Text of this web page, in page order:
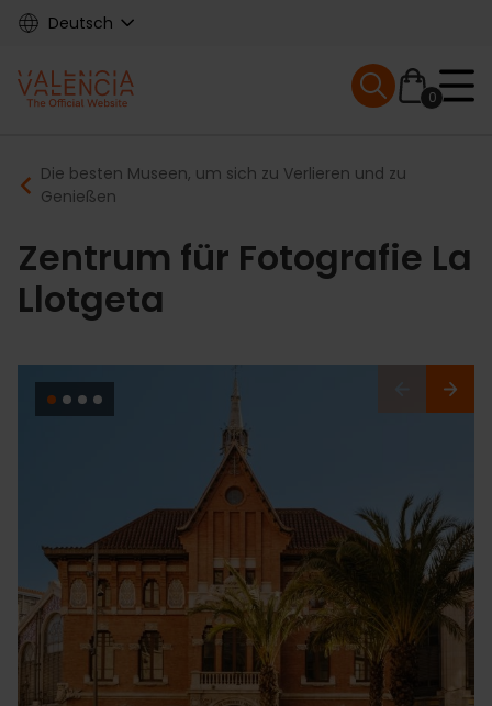
Skip
content
Deutsch
Main
navigation
0
Mobile menu
Breadcrumb
Die besten Museen, um sich zu Verlieren und zu
Genießen
Zentrum für Fotografie La
Llotgeta